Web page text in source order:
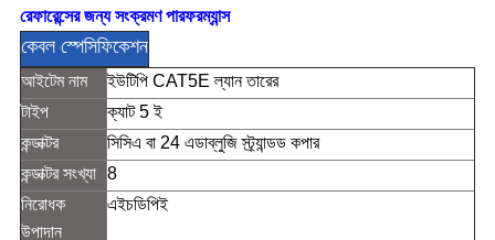
রেফারেন্সের জন্য সংক্রমণ পারফরম্যান্স
কেবল স্পেসিফিকেশন
আইটেম নাম
ইউটিপি CAT5E ল্যান তারের
টাইপ
ক্যাট 5 ই
কন্ডাক্টর
সিসিএ বা 24 এডাব্লুজি স্ট্র্যান্ডড কপার
কন্ডাক্টর সংখ্যা 8
নিরোধক
উপাদান
এইচডিপিই